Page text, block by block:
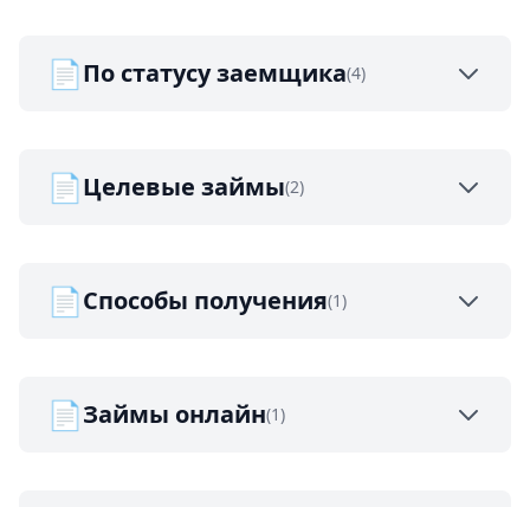
📄По статусу заемщика(4)
📄Целевые займы(2)
📄Способы получения(1)
📄Займы онлайн(1)